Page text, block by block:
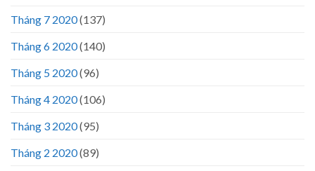
Tháng 7 2020(137)
Tháng 6 2020(140)
Tháng 5 2020(96)
Tháng 4 2020(106)
Tháng 3 2020(95)
Tháng 2 2020(89)